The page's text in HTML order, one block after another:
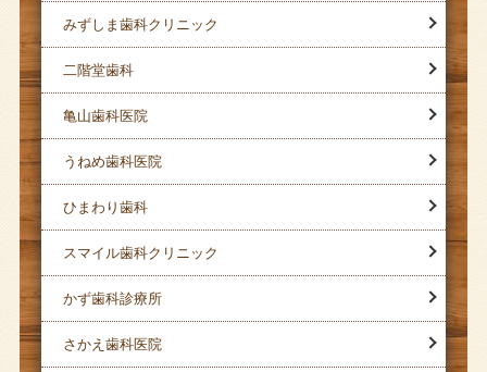
みずしま歯科クリニック
二階堂歯科
亀山歯科医院
うねめ歯科医院
ひまわり歯科
スマイル歯科クリニック
かず歯科診療所
さかえ歯科医院